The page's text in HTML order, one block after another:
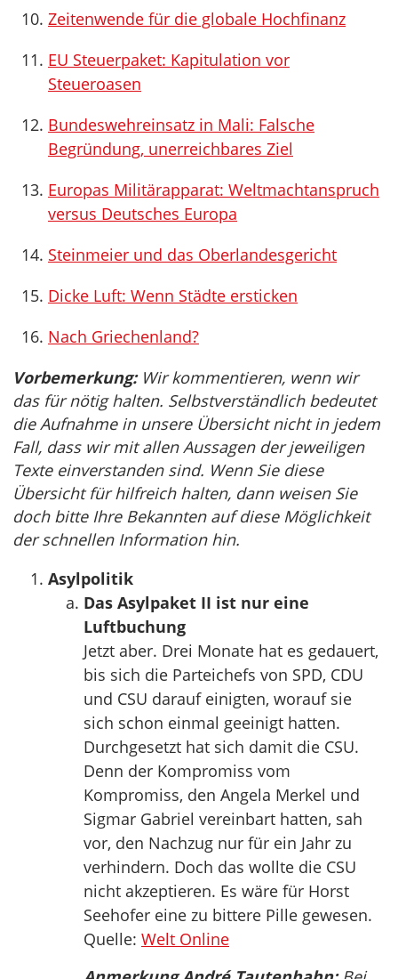
Zeitenwende für die globale Hochfinanz
EU Steuerpaket: Kapitulation vor
Steueroasen
Bundeswehreinsatz in Mali: Falsche
Begründung, unerreichbares Ziel
Europas Militärapparat: Weltmachtanspruch
versus Deutsches Europa
Steinmeier und das Oberlandesgericht
Dicke Luft: Wenn Städte ersticken
Nach Griechenland?
Vorbemerkung:Wir kommentieren, wenn wir
das für nötig halten. Selbstverständlich bedeutet
die Aufnahme in unsere Übersicht nicht in jedem
Fall, dass wir mit allen Aussagen der jeweiligen
Texte einverstanden sind. Wenn Sie diese
Übersicht für hilfreich halten, dann weisen Sie
doch bitte Ihre Bekannten auf diese Möglichkeit
der schnellen Information hin.
Asylpolitik
Das Asylpaket II ist nur eine
Luftbuchung
Jetzt aber. Drei Monate hat es gedauert,
bis sich die Parteichefs von SPD, CDU
und CSU darauf einigten, worauf sie
sich schon einmal geeinigt hatten.
Durchgesetzt hat sich damit die CSU.
Denn der Kompromiss vom
Kompromiss, den Angela Merkel und
Sigmar Gabriel vereinbart hatten, sah
vor, den Nachzug nur für ein Jahr zu
verhindern. Doch das wollte die CSU
nicht akzeptieren. Es wäre für Horst
Seehofer eine zu bittere Pille gewesen.
Quelle: Welt Online